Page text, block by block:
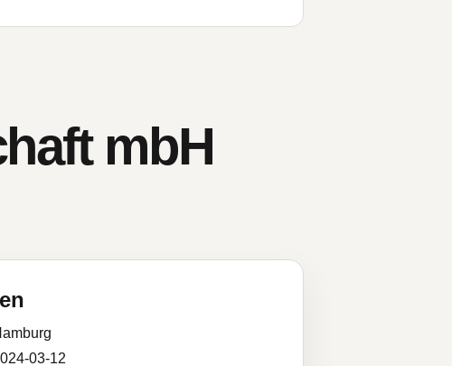
mbH
03-12